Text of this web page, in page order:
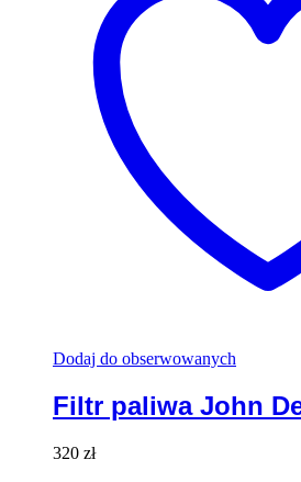
Dodaj do obserwowanych
Filtr paliwa John
320 zł